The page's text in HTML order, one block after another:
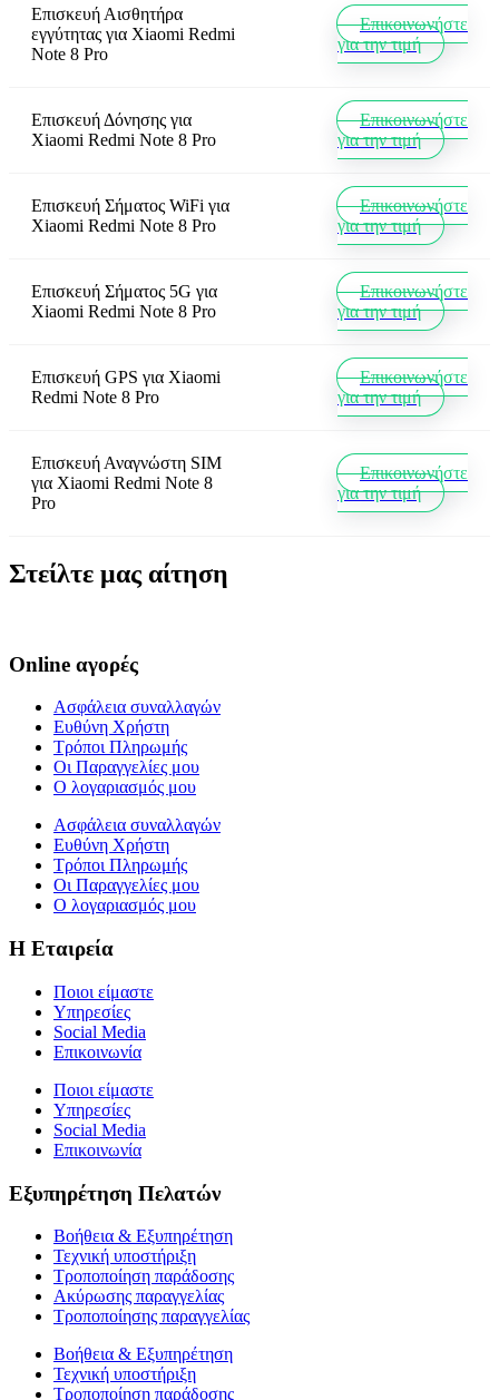
Επισκευή Αισθητήρα
εγγύτητας για Xiaomi Redmi
Note 8 Pro
Επικοινωνήστε
για την τιμή
Επισκευή Δόνησης για
Xiaomi Redmi Note 8 Pro
Επικοινωνήστε
για την τιμή
Επισκευή Σήματος WiFi για
Xiaomi Redmi Note 8 Pro
Επικοινωνήστε
για την τιμή
Επισκευή Σήματος 5G για
Xiaomi Redmi Note 8 Pro
Επικοινωνήστε
για την τιμή
Επισκευή GPS για Xiaomi
Redmi Note 8 Pro
Επικοινωνήστε
για την τιμή
Επισκευή Αναγνώστη SIM
για Xiaomi Redmi Note 8
Pro
Επικοινωνήστε
για την τιμή
Στείλτε μας αίτηση
Online αγορές
Ασφάλεια συναλλαγών
Ευθύνη Χρήστη
Τρόποι Πληρωμής
Οι Παραγγελίες μου
Ο λογαριασμός μου
Ασφάλεια συναλλαγών
Ευθύνη Χρήστη
Τρόποι Πληρωμής
Οι Παραγγελίες μου
Ο λογαριασμός μου
Η Εταιρεία
Ποιοι είμαστε
Υπηρεσίες
Social Media
Επικοινωνία
Ποιοι είμαστε
Υπηρεσίες
Social Media
Επικοινωνία
Εξυπηρέτηση Πελατών
Βοήθεια & Εξυπηρέτηση
Τεχνική υποστήριξη
Τροποποίηση παράδοσης
Ακύρωσης παραγγελίας
Τροποποίησης παραγγελίας
Βοήθεια & Εξυπηρέτηση
Τεχνική υποστήριξη
Τροποποίηση παράδοσης